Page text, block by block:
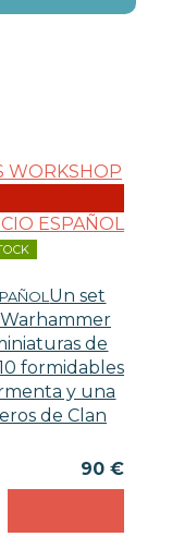
WORKSHOP
Un set
de
formidables
y una
de Clan
90 €